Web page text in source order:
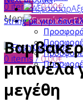
0items / 0,00€
Menu
0 items / 0,00€
String με γκρι
μπανέλα
μεγέθη